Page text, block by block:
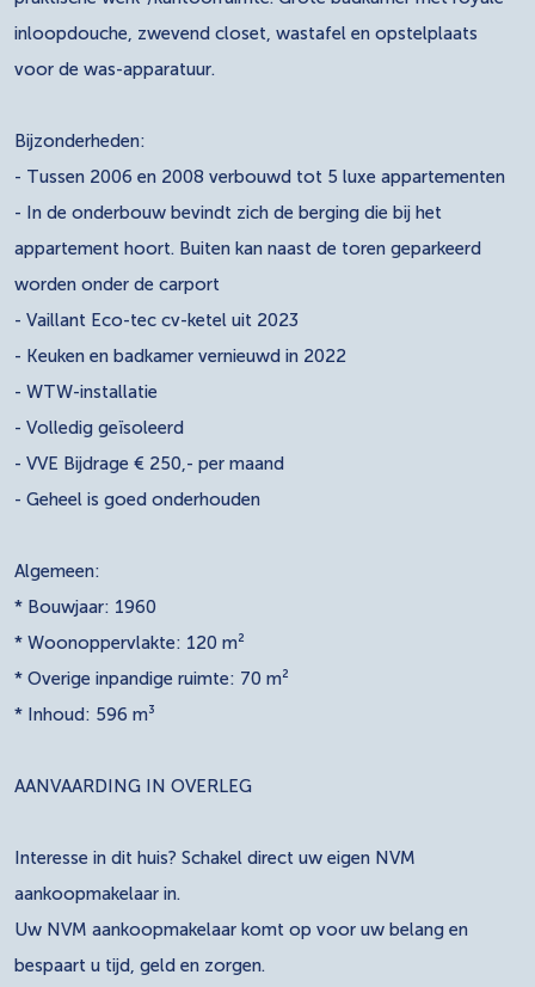
inloopdouche, zwevend closet, wastafel en opstelplaats
voor de was-apparatuur.
Bijzonderheden:
- Tussen 2006 en 2008 verbouwd tot 5 luxe appartementen
- In de onderbouw bevindt zich de berging die bij het
appartement hoort. Buiten kan naast de toren geparkeerd
worden onder de carport
- Vaillant Eco-tec cv-ketel uit 2023
- Keuken en badkamer vernieuwd in 2022
- WTW-installatie
- Volledig geïsoleerd
- VVE Bijdrage € 250,- per maand
- Geheel is goed onderhouden
Algemeen:
* Bouwjaar: 1960
* Woonoppervlakte: 120 m²
* Overige inpandige ruimte: 70 m²
* Inhoud: 596 m³
AANVAARDING IN OVERLEG
Interesse in dit huis? Schakel direct uw eigen NVM
aankoopmakelaar in.
Uw NVM aankoopmakelaar komt op voor uw belang en
bespaart u tijd, geld en zorgen.